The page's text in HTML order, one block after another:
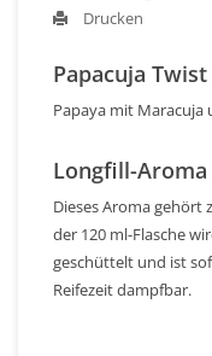
Drucken
Papacuja
Papaya mit Maracuja
Longfill-Aroma
Dieses Aroma gehört
der 120 ml-Flasche
geschüttelt und ist
Reifezeit dampfbar.